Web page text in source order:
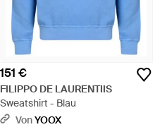
151 €
FILIPPO DE LAURENTIIS
Sweatshirt - Blau
VonYOOX